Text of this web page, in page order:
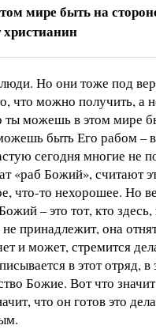
мире быть на
христианин
Но они тоже под
что можно получить, а
ты можешь в этом мире
быть Его рабом –
сегодня многие не
«раб Божий», считают
что-то нехорошее. Но
– это тот, кто здесь,
принадлежит, она
и может, стремится
в этот отряд, в
Божие. Вот что значит
что он готов это